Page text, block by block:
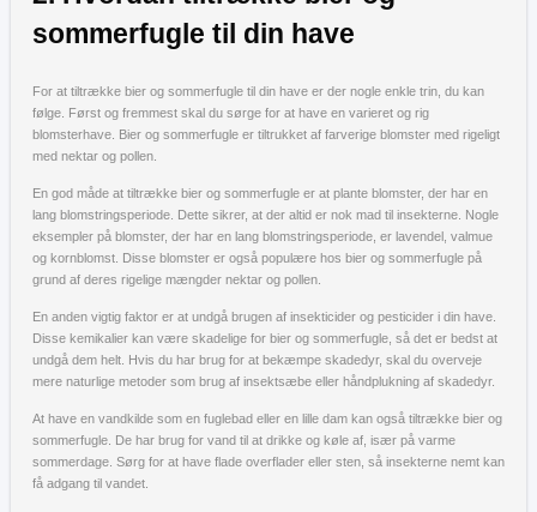
sommerfugle til din have
For at tiltrække bier og sommerfugle til din have er der nogle enkle trin, du kan
følge. Først og fremmest skal du sørge for at have en varieret og rig
blomsterhave. Bier og sommerfugle er tiltrukket af farverige blomster med rigeligt
med nektar og pollen.
En god måde at tiltrække bier og sommerfugle er at plante blomster, der har en
lang blomstringsperiode. Dette sikrer, at der altid er nok mad til insekterne. Nogle
eksempler på blomster, der har en lang blomstringsperiode, er lavendel, valmue
og kornblomst. Disse blomster er også populære hos bier og sommerfugle på
grund af deres rigelige mængder nektar og pollen.
En anden vigtig faktor er at undgå brugen af ​​insekticider og pesticider i din have.
Disse kemikalier kan være skadelige for bier og sommerfugle, så det er bedst at
undgå dem helt. Hvis du har brug for at bekæmpe skadedyr, skal du overveje
mere naturlige metoder som brug af insektsæbe eller håndplukning af skadedyr.
At have en vandkilde som en fuglebad eller en lille dam kan også tiltrække bier og
sommerfugle. De har brug for vand til at drikke og køle af, især på varme
sommerdage. Sørg for at have flade overflader eller sten, så insekterne nemt kan
få adgang til vandet.